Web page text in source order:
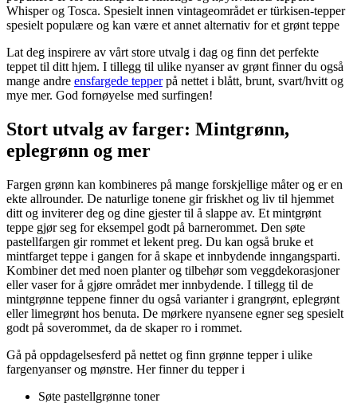
Whisper og Tosca. Spesielt innen vintageområdet er türkisen-tepper
spesielt populære og kan være et annet alternativ for et grønt teppe
Lat deg inspirere av vårt store utvalg i dag og finn det perfekte
teppet til ditt hjem. I tillegg til ulike nyanser av grønt finner du også
mange andre ensfargede tepperpå nettet i blått, brunt, svart/hvitt og
mye mer. God fornøyelse med surfingen!
Stort utvalg av farger: Mintgrønn,
eplegrønn og mer
Fargen grønn kan kombineres på mange forskjellige måter og er en
ekte allrounder. De naturlige tonene gir friskhet og liv til hjemmet
ditt og inviterer deg og dine gjester til å slappe av. Et mintgrønt
teppe gjør seg for eksempel godt på barnerommet. Den søte
pastellfargen gir rommet et lekent preg. Du kan også bruke et
mintfarget teppe i gangen for å skape et innbydende inngangsparti.
Kombiner det med noen planter og tilbehør som veggdekorasjoner
eller vaser for å gjøre området mer innbydende. I tillegg til de
mintgrønne teppene finner du også varianter i grangrønt, eplegrønt
eller limegrønt hos benuta. De mørkere nyansene egner seg spesielt
godt på soverommet, da de skaper ro i rommet.
Gå på oppdagelsesferd på nettet og finn grønne tepper i ulike
fargenyanser og mønstre. Her finner du tepper i
Søte pastellgrønne toner